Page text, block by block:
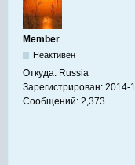
Member
Неактивен
Откуда: Russia
Зарегистрирован: 2014-
Сообщений: 2,373